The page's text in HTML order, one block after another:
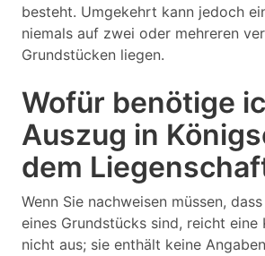
besteht. Umgekehrt kann jedoch
niemals auf zwei oder mehreren
Grundstücken liegen.
Wofür benötige
Auszug in
dem
Wenn Sie nachweisen müssen,
eines Grundstücks sind, reicht eine
nicht aus; sie enthält keine